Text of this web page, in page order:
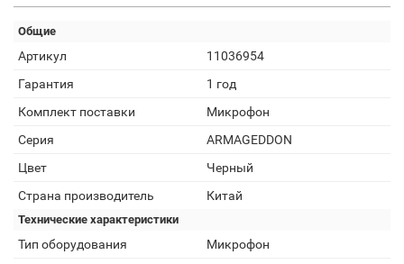
Общие
Артикул
11036954
Гарантия
1 год
Комплект поставки
Микрофон
Серия
ARMAGEDDON
Цвет
Черный
Страна производитель
Китай
Технические характеристики
Тип оборудования
Микрофон